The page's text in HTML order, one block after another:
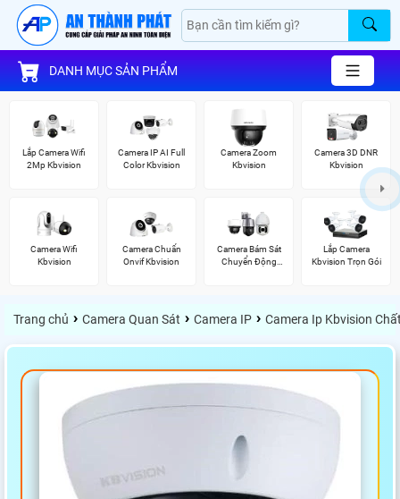
DANH MỤC SẢN PHẨM
Lắp Camera Wifi
2Mp Kbvision
Camera IP AI Full
Color Kbvision
Camera Zoom
Kbvision
Camera 3D DNR
Kbvision
Camera Wifi
Kbvision
Camera Chuẩn
Onvif Kbvision
Camera Bám Sát
Chuyển Động
Lắp Camera
Kbvision Trọn Gói
Trang chủ › Camera Quan Sát › Camera IP › Camera Ip Kbvision